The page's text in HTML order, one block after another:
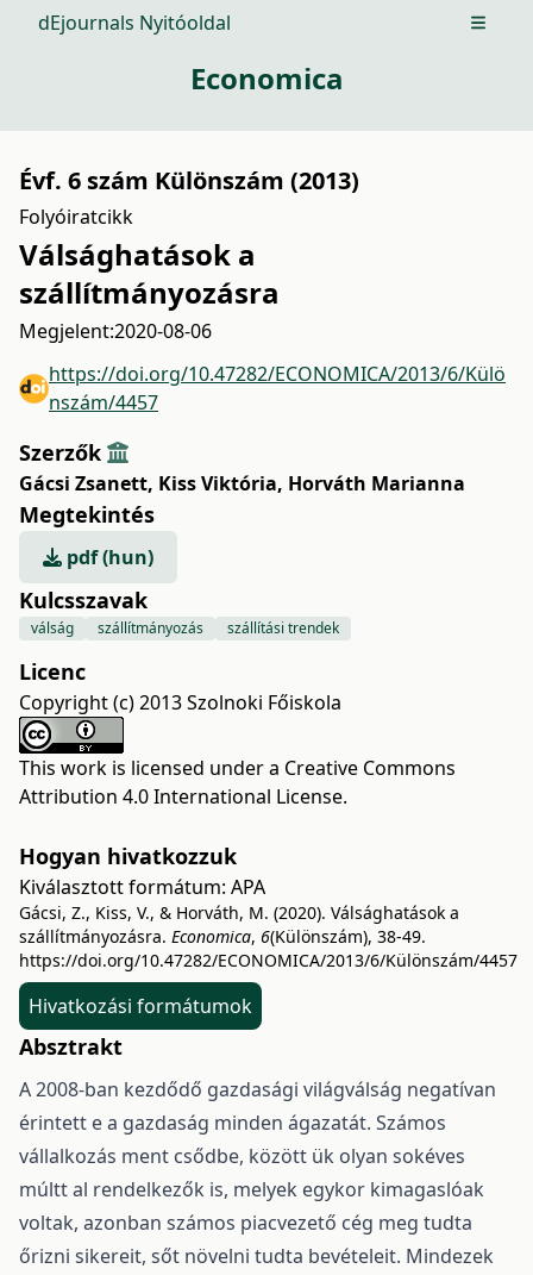
dEjournals Nyitóoldal Open
Economica
Évf. 6 szám Különszám (2013)
Folyóiratcikk
Válsághatások a
szállítmányozásra
Megjelent:2020-08-06
https://doi.org/10.47282/ECONOMICA/2013/6/Külö
nszám/4457
Szerzők
Gácsi Zsanett, Kiss Viktória, Horváth Marianna
Megtekintés
pdf (hun)
Kulcsszavak
válság szállítmányozás szállítási trendek
Licenc
Copyright (c) 2013 Szolnoki Főiskola
This work is licensed under a Creative Commons
Attribution 4.0 International License.
Hogyan hivatkozzuk
Kiválasztott formátum: APA
Gácsi, Z., Kiss, V., & Horváth, M. (2020). Válsághatások a
szállítmányozásra. Economica, 6(Különszám), 38-49.
https://doi.org/10.47282/ECONOMICA/2013/6/Különszám/4457
Hivatkozási formátumok
Absztrakt
A 2008-ban kezdődő gazdasági világválság negatívan
érintett e a gazdaság minden ágazatát. Számos
vállalkozás ment csődbe, között ük olyan sokéves
múltt al rendelkezők is, melyek egykor kimagaslóak
voltak, azonban számos piacvezető cég meg tudta
őrizni sikereit, sőt növelni tudta bevételeit. Mindezek